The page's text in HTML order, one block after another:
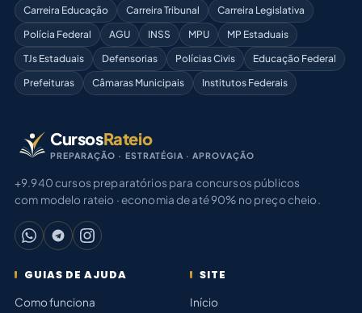
Carreira Educação
Carreira Tribunal
Carreira Legislativa
Polícia Federal
AGU INSS MPU
MP Estaduais
TJs Estaduais
Defensorias Polícias Civis
Educação Federal
Prefeituras
Câmaras Municipais Institutos Federais
CursosRateio
PREPARAÇÃO · ESTRATÉGIA · APROVAÇÃO
+9.940 cursos preparatórios para concursos públicos
com modelo rateio · economia de até 90% no preço cheio.
GUIAS DE AJUDA
Como funciona
SITE
Início